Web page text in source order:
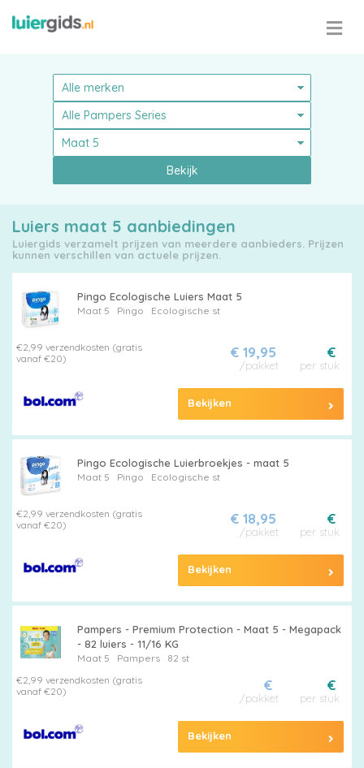
Pampers
Alle
luiers
Luierbroekjes
Billendoekjes
Bekijk
Luiers maat 5 aanbiedingen
Luiergids verzamelt prijzen van meerdere aanbieders. Prijzen
kunnen verschillen van actuele prijzen.
Pingo Ecologische Luiers Maat 5
Maat 5 Pingo Ecologische st
€2,99 verzendkosten (gratis
vanaf €20)
€
per stuk
€ 19,95
/pakket
Bekijken
Pingo Ecologische Luierbroekjes - maat 5
Maat 5 Pingo Ecologische st
€2,99 verzendkosten (gratis
vanaf €20)
€
per stuk
€ 18,95
/pakket
Bekijken
Pampers - Premium Protection - Maat 5 - Megapack
- 82 luiers - 11/16 KG
Maat 5 Pampers
82 st
€2,99 verzendkosten (gratis
vanaf €20)
€
per stuk
€
/pakket
Bekijken